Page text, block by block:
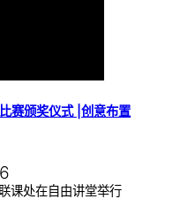
赛颁奖仪式 |创意布置
课处在自由讲堂举行